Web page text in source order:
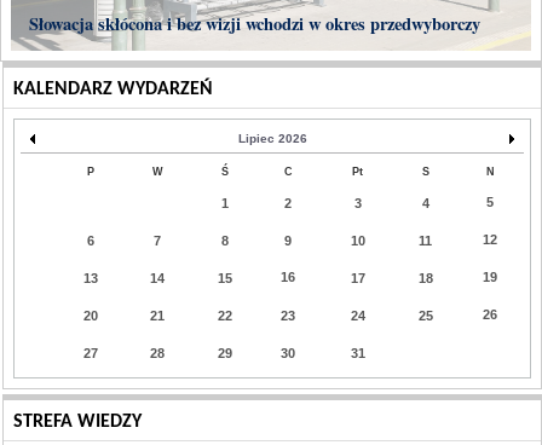
Słowacja skłócona i bez wizji wchodzi w okres przedwyborczy
KALENDARZ WYDARZEŃ
Lipiec 2026
P W Ś C Pt S N
1 2 3 4 5
6 7 8 9 10 11 12
13 14 15 16 17 18 19
20 21 22 23 24 25 26
27 28 29 30 31
STREFA WIEDZY